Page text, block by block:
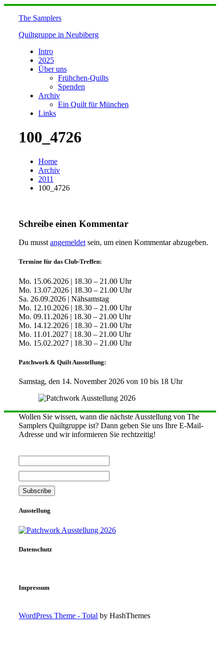
Skip
The Samplers
Quiltgruppe in Neubiberg
Intro
2025
Über uns
Frühchen-Quilts
Spenden
Archiv
Ein Quilt für München
Links
100_4726
Home
Archiv
2011
100_4726
Schreibe einen Kommentar
Du musst angemeldet sein, um einen Kommentar abzugeben.
Termine für das Club-Treffen:
Mo. 15.06.2026 | 18.30 – 21.00 Uhr
Mo. 13.07.2026 | 18.30 – 21.00 Uhr
Sa. 26.09.2026 | Nähsamstag
Mo. 12.10.2026 | 18.30 – 21.00 Uhr
Mo. 09.11.2026 | 18.30 – 21.00 Uhr
Mo. 14.12.2026 | 18.30 – 21.00 Uhr
Mo. 11.01.2027 | 18.30 – 21.00 Uhr
Mo. 15.02.2027 | 18.30 – 21.00 Uhr
Patchwork & Quilt Ausstellung:
Samstag, den 14. November 2026 von 10 bis 18 Uhr
Wollen Sie wissen, wann die nächste Ausstellung von The
Samplers Quiltgruppe ist? Dann geben Sie uns Ihre E-Mail-
Adresse und wir informieren Sie rechtzeitig!
Ausstellung
Datenschutz
Impressum
WordPress Theme - Total by HashThemes